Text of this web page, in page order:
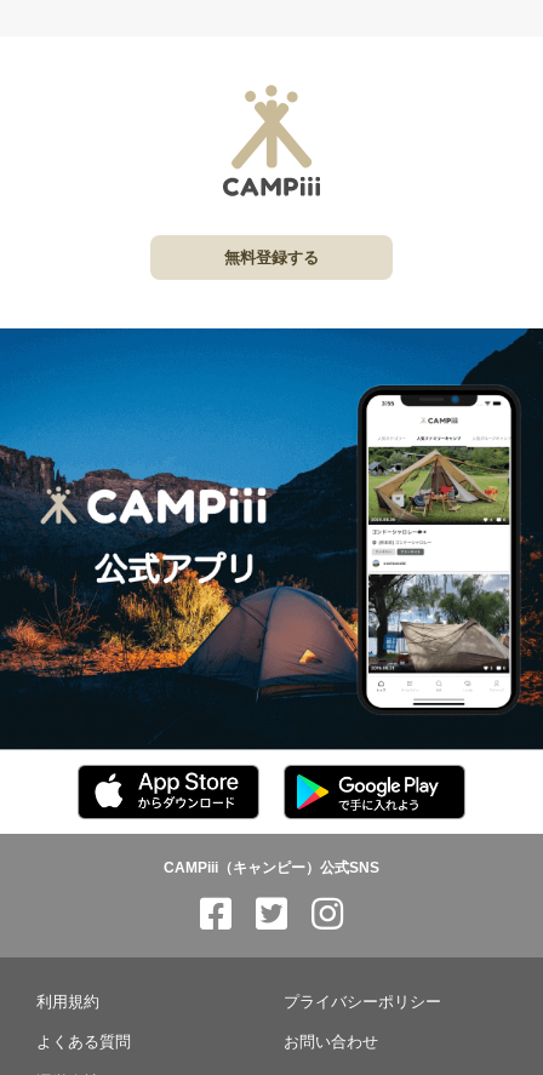
無料登録する
CAMPiii（キャンピー）公式SNS
利用規約 プライバシーポリシー
よくある質問 お問い合わせ